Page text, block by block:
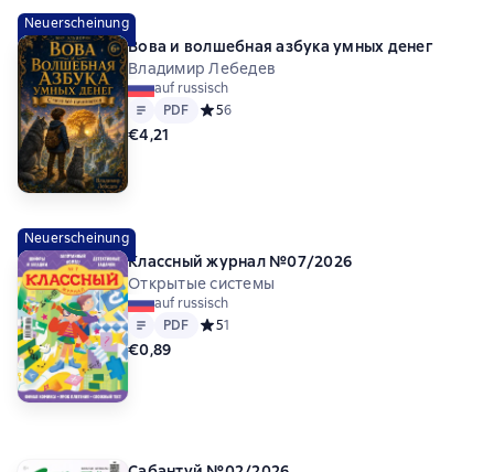
Neuerscheinung
Вова и волшебная азбука умных денег
Владимир Лебедев
auf russisch
Text
PDF
PDF Средний рейтинг 5 на основе 6 оценок
56
€4,21
Neuerscheinung
Классный журнал №07/2026
Открытые системы
auf russisch
Text
PDF
PDF Средний рейтинг 5 на основе 1 оценок
51
€0,89